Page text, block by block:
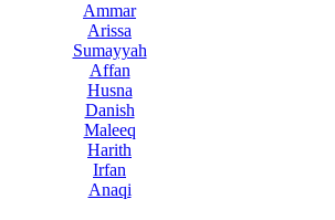
Ammar
Arissa
Sumayyah
Affan
Husna
Danish
Maleeq
Harith
Irfan
Anaqi